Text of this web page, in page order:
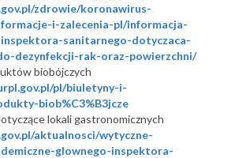
zdrowie/koronawirus-
i-zalecenia-pl/informacja-
sanitarnego-dotyczaca-
dezynfekcji-rak-oraz-powierzchni/
biobójczych
pl/biuletyny-i-
biob%C3%B3jcze
lokali gastronomicznych
aktualnosci/wytyczne-
glownego-inspektora-